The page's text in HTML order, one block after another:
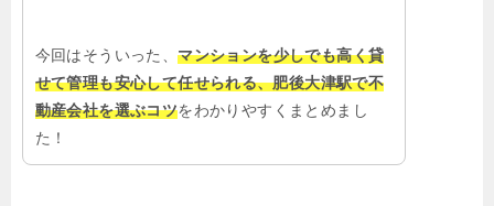
今回はそういった、マンションを少しでも高く貸
せて管理も安心して任せられる、肥後大津駅で不
動産会社を選ぶコツをわかりやすくまとめまし
た！